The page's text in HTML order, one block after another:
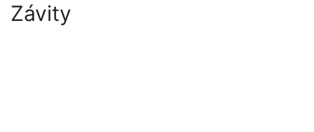
Závity